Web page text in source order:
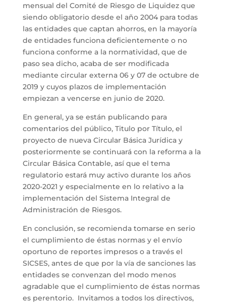
mensual del Comité de Riesgo de Liquidez que
siendo obligatorio desde el año 2004 para todas
las entidades que captan ahorros, en la mayoría
de entidades funciona deficientemente o no
funciona conforme a la normatividad, que de
paso sea dicho, acaba de ser modificada
mediante circular externa 06 y 07 de octubre de
2019 y cuyos plazos de implementación
empiezan a vencerse en junio de 2020.
En general, ya se están publicando para
comentarios del público, Titulo por Título, el
proyecto de nueva Circular Básica Jurídica y
posteriormente se continuará con la reforma a la
Circular Básica Contable, así que el tema
regulatorio estará muy activo durante los años
2020-2021 y especialmente en lo relativo a la
implementación del Sistema Integral de
Administración de Riesgos.
En conclusión, se recomienda tomarse en serio
el cumplimiento de éstas normas y el envío
oportuno de reportes impresos o a través el
SICSES, antes de que por la vía de sanciones las
entidades se convenzan del modo menos
agradable que el cumplimiento de éstas normas
es perentorio. Invitamos a todos los directivos,